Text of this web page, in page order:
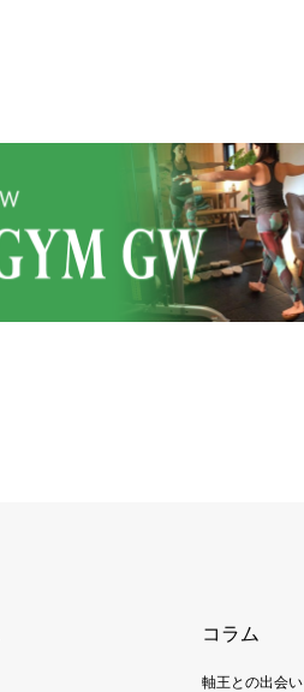
コラム
軸王との出会い